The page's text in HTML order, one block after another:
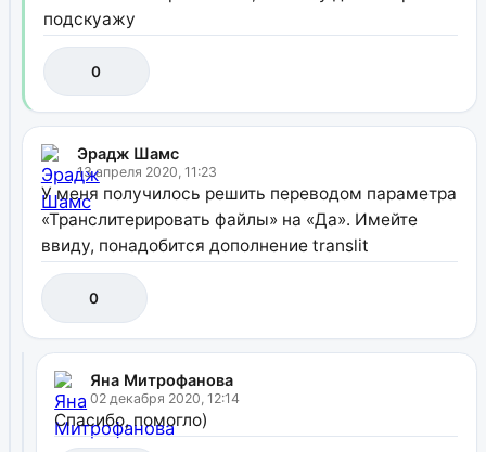
подскуажу
0
Эрадж Шамс
13 апреля 2020, 11:23
У меня получилось решить переводом параметра
«Транслитерировать файлы» на «Да». Имейте
ввиду, понадобится дополнение translit
0
Яна Митрофанова
02 декабря 2020, 12:14
Спасибо, помогло)